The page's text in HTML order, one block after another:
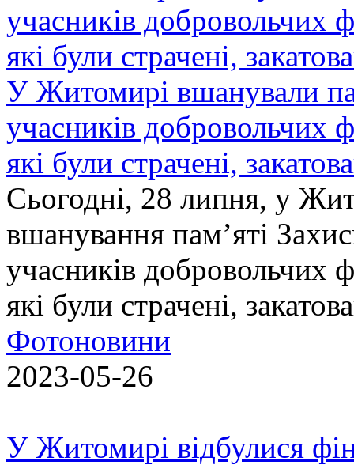
У Житомирі вшанували
учасників добровольчих
які були страчені,
Сьогодні, 28 липня, у
вшанування пам’яті
учасників добровольчих
які були страчені,
Фотоновини
2023-05-26
У Житомирі відбулися